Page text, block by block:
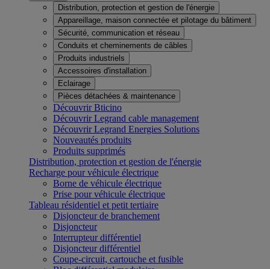
Distribution, protection et gestion de l'énergie
Appareillage, maison connectée et pilotage du bâtiment
Sécurité, communication et réseau
Conduits et cheminements de câbles
Produits industriels
Accessoires d'installation
Eclairage
Pièces détachées & maintenance
Découvrir Bticino
Découvrir Legrand cable management
Découvrir Legrand Energies Solutions
Nouveautés produits
Produits supprimés
Distribution, protection et gestion de l'énergie
Recharge pour véhicule électrique
Borne de véhicule électrique
Prise pour véhicule électrique
Tableau résidentiel et petit tertiaire
Disjoncteur de branchement
Disjoncteur
Interrupteur différentiel
Disjoncteur différentiel
Coupe-circuit, cartouche et fusible